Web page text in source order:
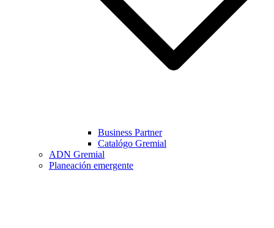
Business Partner
Catalógo Gremial
ADN Gremial
Planeación emergente